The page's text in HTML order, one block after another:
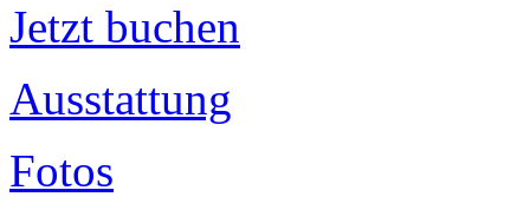
Jetzt buchen
Ausstattung
Fotos